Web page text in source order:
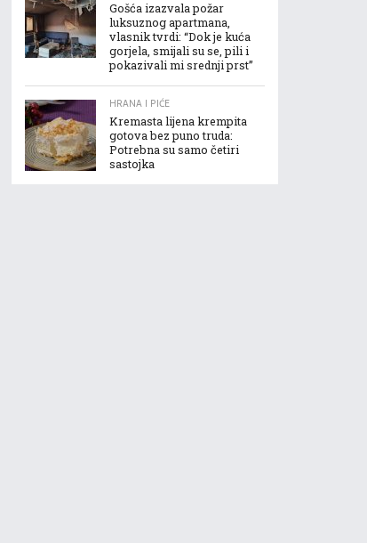
Gošća izazvala požar
luksuznog apartmana,
vlasnik tvrdi: “Dok je kuća
gorjela, smijali su se, pili i
pokazivali mi srednji prst”
HRANA I PIĆE
Kremasta lijena krempita
gotova bez puno truda:
Potrebna su samo četiri
sastojka